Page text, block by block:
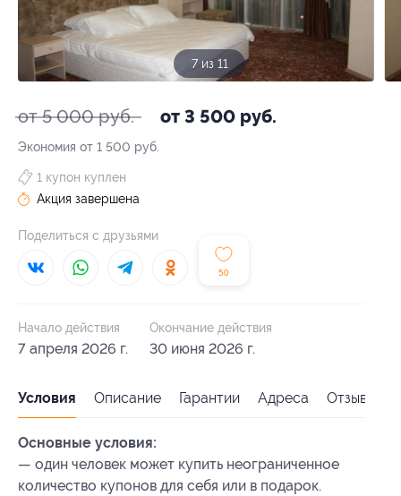
7 из 11
от 5 000 руб. от 3 500 руб.
Экономия от 1 500 руб.
50
1 купон куплен
Акция завершена
Поделиться с друзьями
Начало действия
7 апреля 2026 г.
Окончание действия
30 июня 2026 г.
Условия Описание Гарантии Адреса Отзывы
Основные условия:
— один человек может купить неограниченное
количество купонов для себя или в подарок.